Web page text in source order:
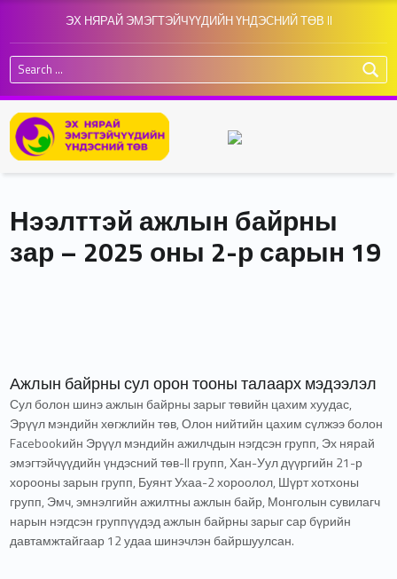
ЭХ НЯРАЙ ЭМЭГТЭЙЧҮҮДИЙН ҮНДЭСНИЙ ТӨВ II
Search for:
Нээлттэй ажлын байрны
зар – 2025 оны 2-р сарын 19
Ажлын байрны сул орон тооны талаарх мэдээлэл
Сул болон шинэ ажлын байрны зарыг төвийн цахим хуудас,
Эрүүл мэндийн хөгжлийн төв, Олон нийтийн цахим сүлжээ болон
Facebookийн Эрүүл мэндийн ажилчдын нэгдсэн групп, Эх нярай
эмэгтэйчүүдийн үндэсний төв-II групп, Хан-Уул дүүргийн 21-р
хорооны зарын групп, Буянт Ухаа-2 хороолол, Шүрт хотхоны
групп, Эмч, эмнэлгийн ажилтны ажлын байр, Монголын сувилагч
нарын нэгдсэн группүүдэд ажлын байрны зарыг сар бүрийн
давтамжтайгаар 12 удаа шинэчлэн байршуулсан.